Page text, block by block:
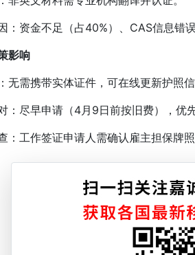
资金不足（占40%）、CAS信息错
影响
需携带实体证件，可在线更新护照
尽早申请（4月9日前按旧费），优
工作签证申请人需确认雇主担保牌